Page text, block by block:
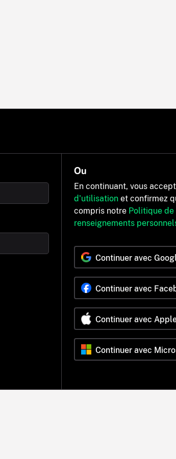
Ou
En continuant, vous
d'utilisation et confirmez
compris notre Politique
renseignements
Continuer avec
Continuer avec
Continuer avec
Continuer avec